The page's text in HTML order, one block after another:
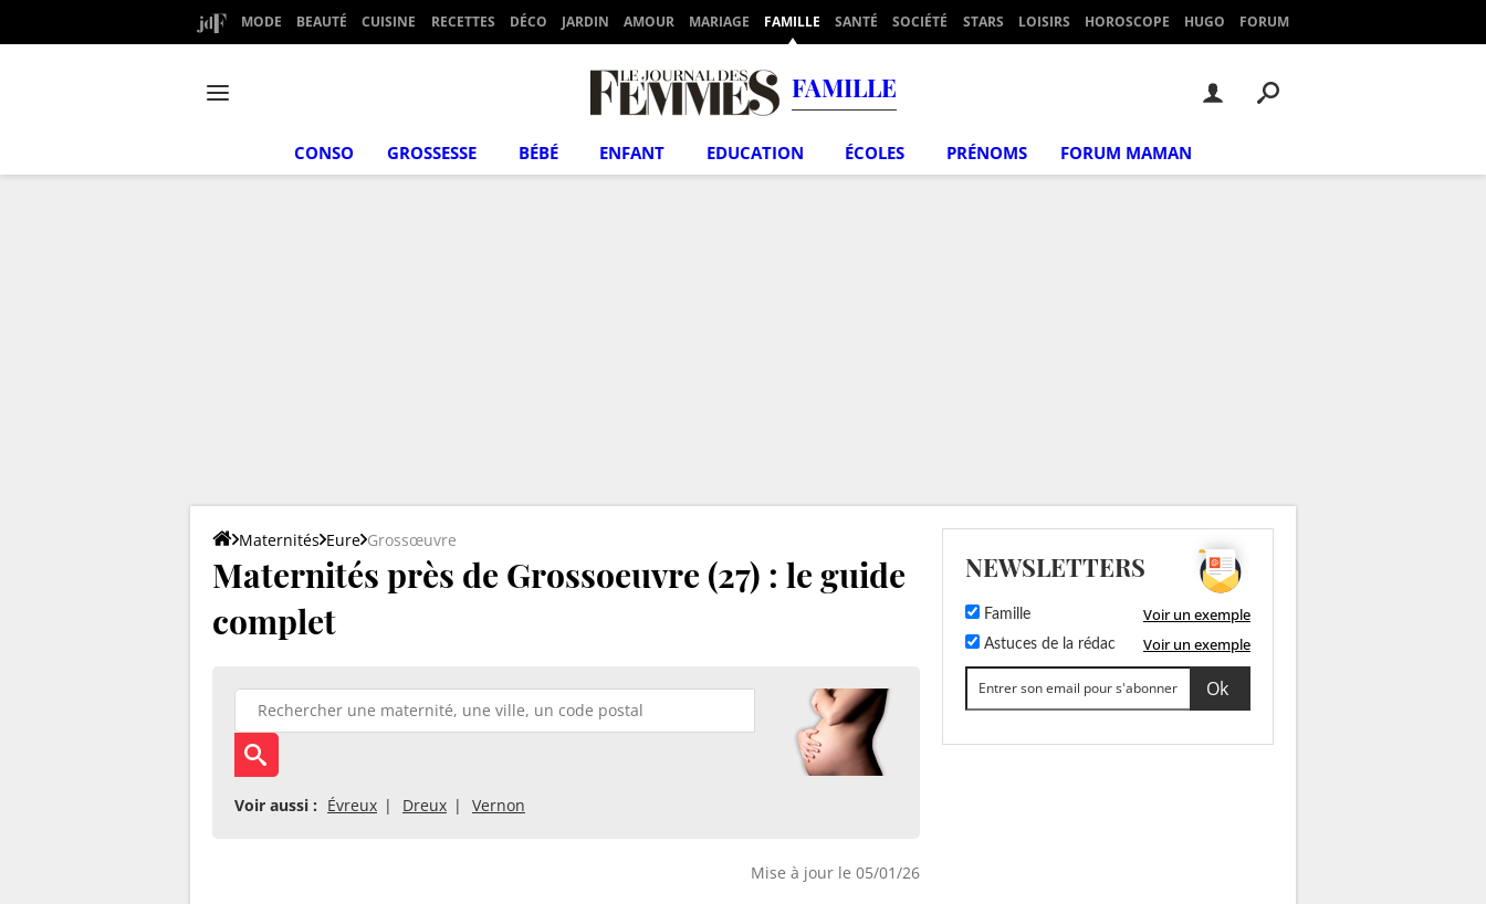
MODE BEAUTÉ CUISINE RECETTES DÉCO JARDIN AMOUR MARIAGE FAMILLE SANTÉ SOCIÉTÉ STARS LOISIRS HOROSCOPE HUGO FORUM
FAMILLE
CONSO GROSSESSE BÉBÉ ENFANT EDUCATION ÉCOLES PRÉNOMS FORUM MAMAN
Maternités Eure Grossœuvre
Maternités près de Grossoeuvre (27) : le guide
complet
Voir aussi : Évreux Dreux Vernon
Mise à jour le 05/01/26
NEWSLETTERS
Famille Voir un exemple
Astuces de la rédac Voir un exemple